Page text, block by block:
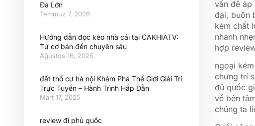
vấn đề áp
đại, buôn
kém chất
nhanh
hợp
ngoại
chưng trí
đủ quốc
về bên
chúng ta
Đá Lớn
Temmuz 7, 2026
Hướng dẫn đọc kèo nhà cái tại CAKHIATV:
Từ cơ bản đến chuyên sâu
Ağustos 16, 2025
đất thổ cư hà nội Khám Phá Thế Giới Giải Trí
Trực Tuyến – Hành Trình Hấp Dẫn
Mart 17, 2025
review đi phú quốc